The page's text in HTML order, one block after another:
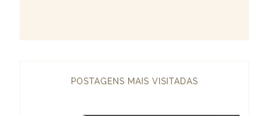
POSTAGENS MAIS VISITADAS